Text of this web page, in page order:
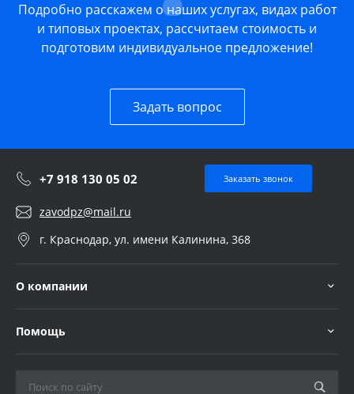
Подробно расскажем о наших услугах, видах работ
и типовых проектах, рассчитаем стоимость и
подготовим индивидуальное предложение!
Задать вопрос
+7 918 130 05 02 Заказать звонок
zavodpz@mail.ru
г. Краснодар, ул. имени Калинина, 368
О компании
Помощь